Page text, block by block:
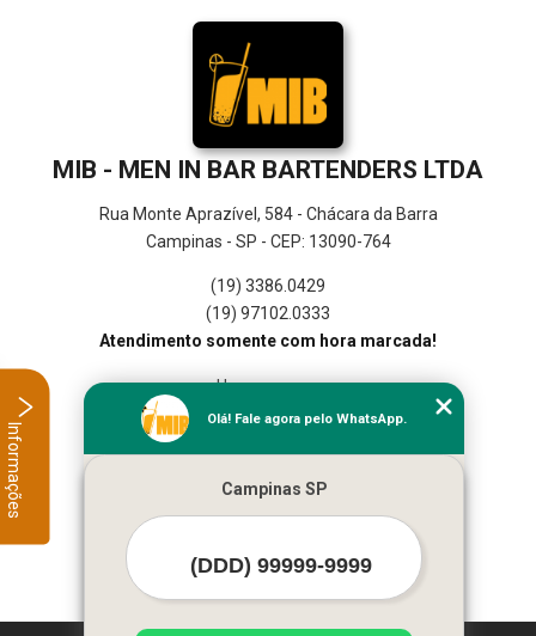
MIB - MEN IN BAR BARTENDERS LTDA
Rua Monte Aprazível, 584 - Chácara da Barra
Campinas - SP - CEP: 13090-764
(19) 3386.0429
(19) 97102.0333
Atendimento somente com hora marcada!
Home
Empresa
Contato
Olá! Fale agora pelo WhatsApp.
Campinas SP
Informações